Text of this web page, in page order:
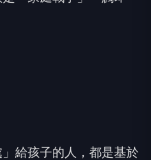
給孩子的人，都是基於